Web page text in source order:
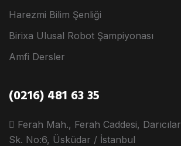
Harezmi Bilim Şenliği
Birixa Ulusal Robot Şampiyonası
Amfi Dersler
(0216) 481 63 35
Ferah Mah., Ferah Caddesi, Darıcılar
Sk. No:6, Üsküdar / İstanbul